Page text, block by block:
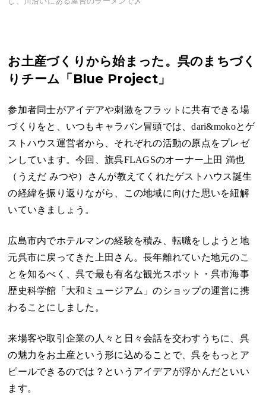
お土産づくりから始まった。呉のまちづく
りチーム「Blue Project」
参加者同士がアイデアや刺激をフラットに共有できる場
づくりをと、いつもキャラバン冒頭では、dari&mokoとゲ
ストハウス運営者から、それぞれの活動の原点をプレゼ
ンしています。今回、旗呉FLAGSのオーナー上田 満也
（うえだ みつや）さんが教えてくれたゲストハウス誕生
の経緯を振り返りながら、この地域に向けた思いを紐解
いていきましょう。
広島市内でホテルマンの経験を積み、転職をしようと地
元呉市に戻ってきた上田さん。長年離れていた地元のこ
とを知るべく、呉で最も有名な観光スポット・呉市海事
歴史科学館「大和ミュージアム」のショップの運営に携
わることにしました。
来場客や取引企業の人々と日々会話を交わすうちに、呉
の魅力をお土産という形に込めることで、呉をもっとア
ピールできるのでは？というアイデアが浮かんだといい
ます。